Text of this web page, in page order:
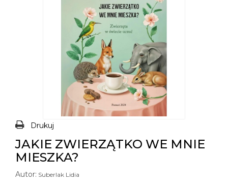
Drukuj
JAKIE ZWIERZĄTKO WE MNIE
MIESZKA?
Autor: Suberlak Lidia